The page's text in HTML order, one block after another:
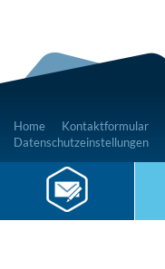
Home Kontaktformular
Datenschutzeinstellungen